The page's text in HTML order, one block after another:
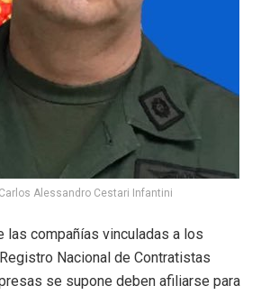
Alessandro Cestari Infantini
las compañías vinculadas a los
Nacional de Contratistas
se supone deben afiliarse para